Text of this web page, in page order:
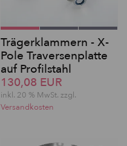
Trägerklammern - X-
Pole Traversenplatte
auf Profilstahl
130,08 EUR
inkl. 20 % MwSt. zzgl.
Versandkosten